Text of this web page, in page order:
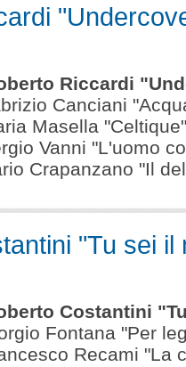
Riccardi
Canciani
Masella
Vanni "L'uomo
Crapanzano "Il
"Tu sei il
Costantini
Fontana "Per
Recami "La